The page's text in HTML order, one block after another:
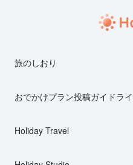
旅のしおり
おでかけプラン投稿ガイドラ
Holiday Travel